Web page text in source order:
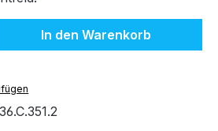
Gib den
In den Warenkorb